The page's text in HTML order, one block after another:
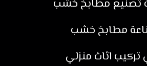
تصنيع مطابخ خشب
مطابخ خشب
تركيب اثاث منزلي